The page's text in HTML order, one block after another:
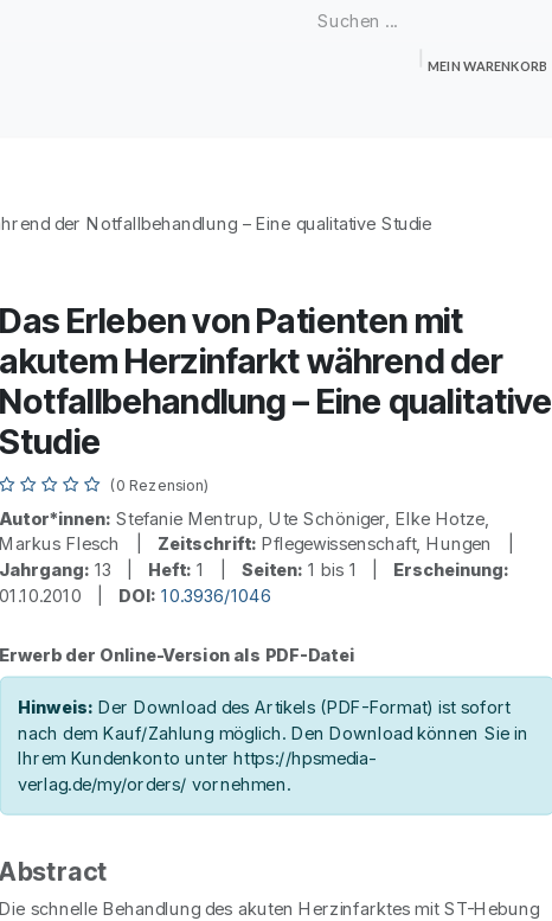
MEIN WARENKORB
der Notfallbehandlung – Eine qualitative Studie
Das Erleben von Patienten mit
akutem Herzinfarkt während der
Notfallbehandlung – Eine qualitative
Studie
(0 Rezension)
Autor*innen: Stefanie Mentrup, Ute Schöniger, Elke Hotze,
Markus Flesch | Zeitschrift: Pflegewissenschaft, Hungen |
Jahrgang: 13 | Heft: 1 | Seiten: 1 bis 1 | Erscheinung:
01.10.2010 | DOI: 10.3936/1046
Erwerb der Online-Version als PDF-Datei
Hinweis: Der Download des Artikels (PDF-Format) ist sofort
nach dem Kauf/Zahlung möglich. Den Download können Sie in
Ihrem Kundenkonto unter https://hpsmedia-
verlag.de/my/orders/ vornehmen.
Abstract
Die schnelle Behandlung des akuten Herzinfarktes mit ST-Hebung